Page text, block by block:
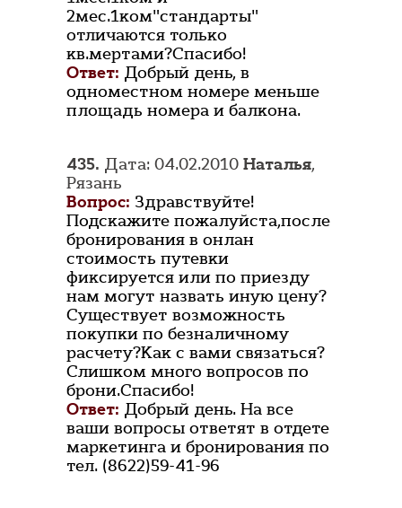
2мес.1ком"стандарты"
отличаются только
кв.мертами?Спасибо!
Ответ: Добрый день, в
одноместном номере меньше
площадь номера и балкона.
435. Дата: 04.02.2010 Наталья,
Рязань
Вопрос: Здравствуйте!
Подскажите пожалуйста,после
бронирования в онлан
стоимость путевки
фиксируется или по приезду
нам могут назвать иную цену?
Существует возможность
покупки по безналичному
расчету?Как с вами связаться?
Слишком много вопросов по
брони.Спасибо!
Ответ: Добрый день. На все
ваши вопросы ответят в отдете
маркетинга и бронирования по
тел. (8622)59-41-96